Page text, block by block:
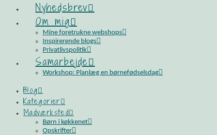
Nyhedsbrev
Om mig
Mine foretrukne webshops
Inspirerende blogs
Privatlivspolitik
Samarbejde
Workshop: Planlæg en børnefødselsdag
Blog
Kategorier
Madværksted
Børn i køkkenet
Opskrifter